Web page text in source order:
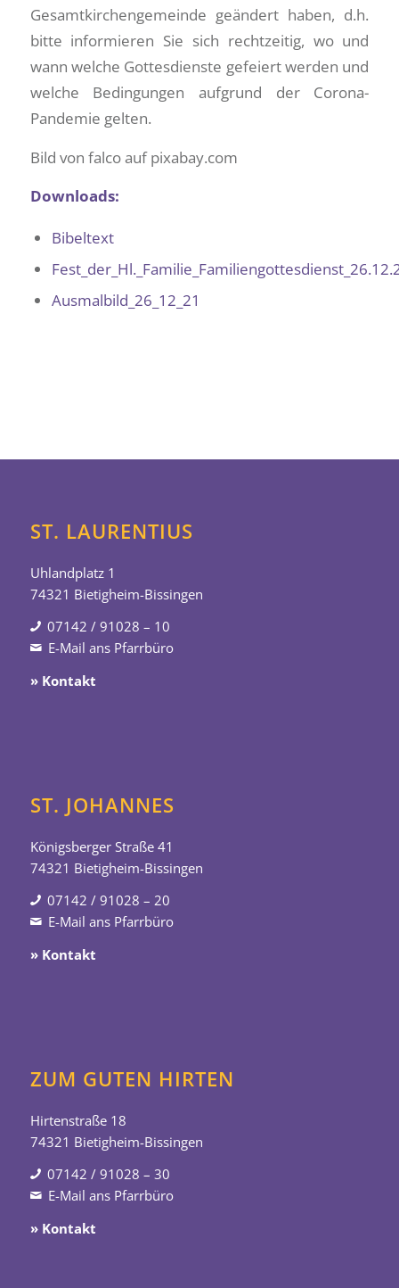
Gesamtkirchengemeinde geändert haben, d.h.
bitte informieren Sie sich rechtzeitig, wo und
wann welche Gottesdienste gefeiert werden und
welche Bedingungen aufgrund der Corona-
Pandemie gelten.
Bild von falco auf pixabay.com
Downloads:
Bibeltext
Ausmalbild_26_12_21
ST. LAURENTIUS
Uhlandplatz 1
74321 Bietigheim-Bissingen
07142 / 91028 – 10
E-Mail ans Pfarrbüro
» Kontakt
ST. JOHANNES
Königsberger Straße 41
74321 Bietigheim-Bissingen
07142 / 91028 – 20
E-Mail ans Pfarrbüro
» Kontakt
ZUM GUTEN HIRTEN
Hirtenstraße 18
74321 Bietigheim-Bissingen
07142 / 91028 – 30
E-Mail ans Pfarrbüro
» Kontakt